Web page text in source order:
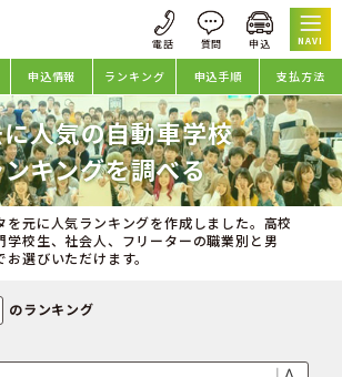
NAVI
申込情報 ランキング 申込手順 支払方法
人気の自動車学校
キングを調べる
を元に人気ランキングを作成しました。高校
学校生、社会人、フリーターの職業別と男
選びいただけます。
のランキング